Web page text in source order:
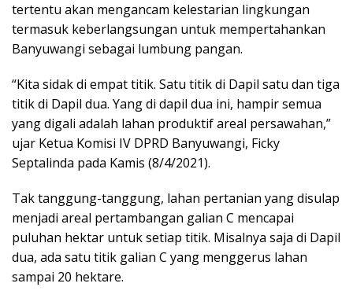
tertentu akan mengancam kelestarian lingkungan
termasuk keberlangsungan untuk mempertahankan
Banyuwangi sebagai lumbung pangan.
“Kita sidak di empat titik. Satu titik di Dapil satu dan tiga
titik di Dapil dua. Yang di dapil dua ini, hampir semua
yang digali adalah lahan produktif areal persawahan,”
ujar Ketua Komisi IV DPRD Banyuwangi, Ficky
Septalinda pada Kamis (8/4/2021).
Tak tanggung-tanggung, lahan pertanian yang disulap
menjadi areal pertambangan galian C mencapai
puluhan hektar untuk setiap titik. Misalnya saja di Dapil
dua, ada satu titik galian C yang menggerus lahan
sampai 20 hektare.